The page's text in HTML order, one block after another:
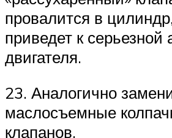
провалится в
приведет к серьезной
двигателя.
23. Аналогично
маслосъемные
клапанов.